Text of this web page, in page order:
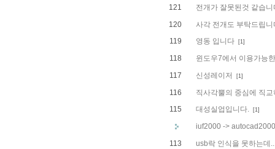
121
전개가 잘못된것 같습니
120
사각 전개도 부탁드립니
119
영동 입니다 [1]
118
윈도우7에서 이용가능
117
신성레이저 [1]
116
직사각뿔의 중심에 직
115
대성실업입니다. [1]
iuf2000 ->
113
usb락 인식을 못하는데